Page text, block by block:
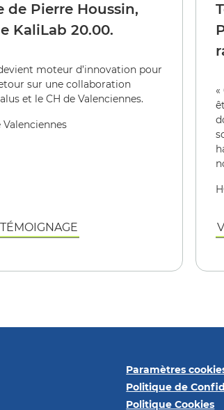
de Pierre Houssin,
KaliLab 20.00.
moteur d’innovation pour
sur une collaboration
et le CH de Valenciennes.
Valenciennes
Paramètres
Politique de
Politique Cookies